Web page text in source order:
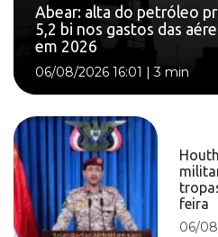
Abear: alta do petróleo
5,2 bi nos gastos das
em 2026
06/08/2026 16:01 |3 min
feira
06/